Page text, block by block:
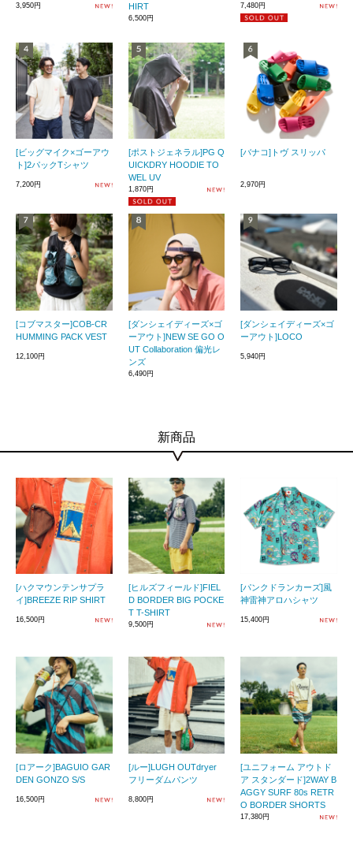
3,950円
HIRT
6,500円
7,480円
[ビッグマイク×ゴーアウ
ト]2パックTシャツ
7,200円
[ポストジェネラル]PG Q
UICKDRY HOODIE TO
WEL UV
1,870円
[バナコ]トヴ スリッパ
2,970円
[コブマスター]COB-CR
HUMMING PACK VEST
12,100円
[ダンシェイディーズ×ゴ
ーアウト]NEW SE GO O
UT Collaboration 偏光レ
ンズ
6,490円
[ダンシェイディーズ×ゴ
ーアウト]LOCO
5,940円
新商品
[ハクマウンテンサプラ
イ]BREEZE RIP SHIRT
16,500円
[ヒルズフィールド]FIEL
D BORDER BIG POCKE
T T-SHIRT
9,500円
[パンクドランカーズ]風
神雷神アロハシャツ
15,400円
[ロアーク]BAGUIO GAR
DEN GONZO S/S
16,500円
[ルー]LUGH OUTdryer
フリーダムパンツ
8,800円
[ユニフォーム アウトド
ア スタンダード]2WAY B
AGGY SURF 80s RETR
O BORDER SHORTS
17,380円